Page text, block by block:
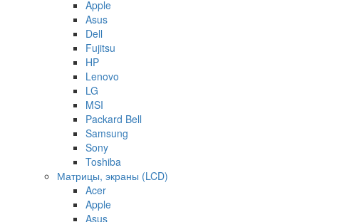
Apple
Asus
Dell
Fujitsu
HP
Lenovo
LG
MSI
Packard Bell
Samsung
Sony
Toshiba
Матрицы, экраны (LCD)
Acer
Apple
Asus